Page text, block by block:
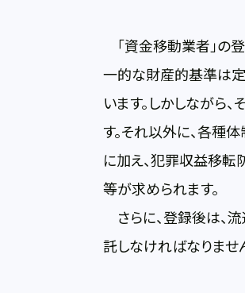
「資金移動業者」の
一的な財産的基準は
います。しかしながら
す。それ以外に、各種
に加え、犯罪収益移転
等が求められます。
さらに、登録後は、
託しなければなりませ